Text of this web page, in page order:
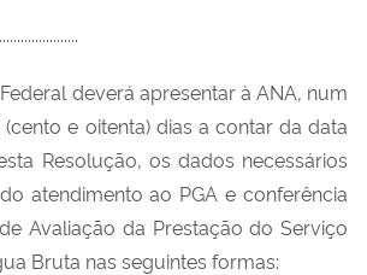
deverá apresentar à ANA, num
e oitenta) dias a contar da data
Resolução, os dados necessários
atendimento ao PGA e conferência
Avaliação da Prestação do Serviço
Bruta nas seguintes formas: